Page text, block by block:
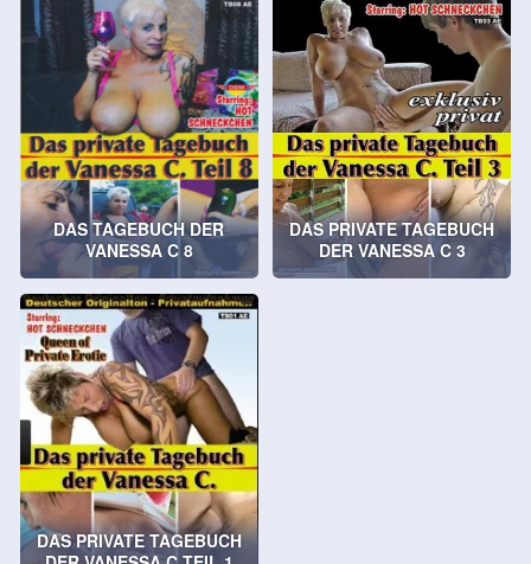
DAS TAGEBUCH DER
VANESSA C 8
DAS PRIVATE TAGEBUCH
DER VANESSA C 3
DAS PRIVATE TAGEBUCH